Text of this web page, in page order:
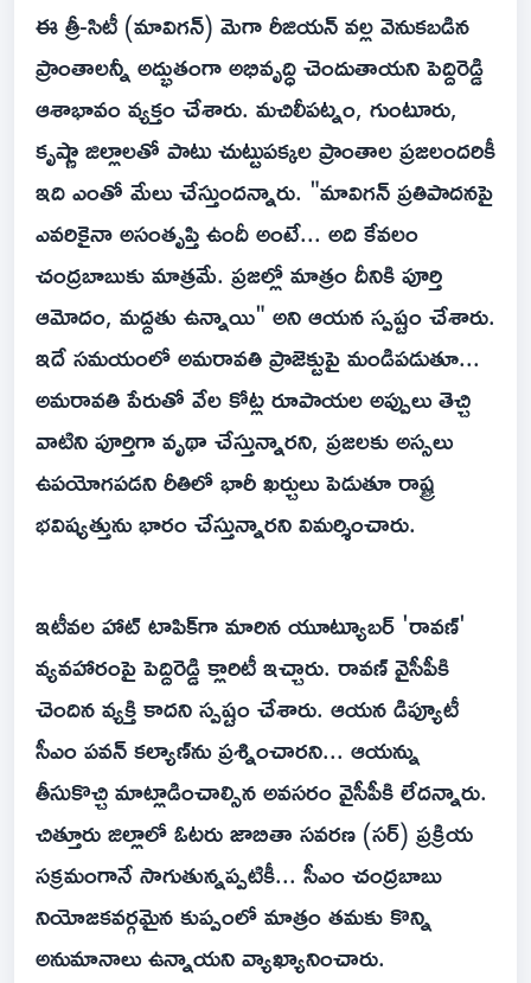
ఈ త్రీ-సిటీ (మావిగన్) మెగా రీజియన్ వల్ల వెనుకబడిన
ప్రాంతాలన్నీ అద్భుతంగా అభివృద్ధి చెందుతాయని పెద్దిరెడ్డి
ఆశాభావం వ్యక్తం చేశారు. మచిలీపట్నం, గుంటూరు,
కృష్ణా జిల్లాలతో పాటు చుట్టుపక్కల ప్రాంతాల ప్రజలందరికీ
ఇది ఎంతో మేలు చేస్తుందన్నారు. "మావిగన్‌ ప్రతిపాదనపై
ఎవరికైనా అసంతృప్తి ఉందీ అంటే... అది కేవలం
చంద్రబాబుకు మాత్రమే. ప్రజల్లో మాత్రం దీనికి పూర్తి
ఆమోదం, మద్దతు ఉన్నాయి" అని ఆయన స్పష్టం చేశారు.
ఇదే సమయంలో అమరావతి ప్రాజెక్టుపై మండిపడుతూ...
అమరావతి పేరుతో వేల కోట్ల రూపాయల అప్పులు తెచ్చి
వాటిని పూర్తిగా వృథా చేస్తున్నారని, ప్రజలకు అస్సలు
ఉపయోగపడని రీతిలో భారీ ఖర్చులు పెడుతూ రాష్ట్ర
భవిష్యత్తును భారం చేస్తున్నారని విమర్శించారు.
ఇటీవల హాట్ టాపిక్‌గా మారిన యూట్యూబర్ 'రావణ్'
వ్యవహారంపై పెద్దిరెడ్డి క్లారిటీ ఇచ్చారు. రావణ్ వైసీపీకి
చెందిన వ్యక్తి కాదని స్పష్టం చేశారు. ఆయన డిప్యూటీ
సీఎం పవన్ కల్యాణ్‌ను ప్రశ్నించారని... ఆయన్ను
తీసుకొచ్చి మాట్లాడించాల్సిన అవసరం వైసీపీకి లేదన్నారు.
చిత్తూరు జిల్లాలో ఓటరు జాబితా సవరణ (సర్) ప్రక్రియ
సక్రమంగానే సాగుతున్నప్పటికీ... సీఎం చంద్రబాబు
నియోజకవర్గమైన కుప్పంలో మాత్రం తమకు కొన్ని
అనుమానాలు ఉన్నాయని వ్యాఖ్యానించారు.